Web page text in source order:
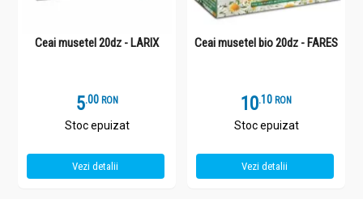
Ceai musetel 20dz - LARIX
5.0 RON
Stoc epuizat
Vezi detalii
Ceai musetel bio 20dz - FARES
10.1 RON
Stoc epuizat
Vezi detalii